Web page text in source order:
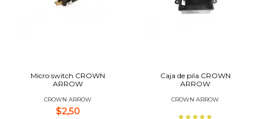
Micro switch CROWN
ARROW
CROWN ARROW
$2,50
Caja de pila CROWN
ARROW
CROWN ARROW